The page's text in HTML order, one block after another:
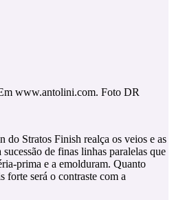
www.antolini.com. Foto DR
do Stratos Finish realça os veios e as
de finas linhas paralelas que
prima e a emolduram. Quanto
forte será o contraste com a